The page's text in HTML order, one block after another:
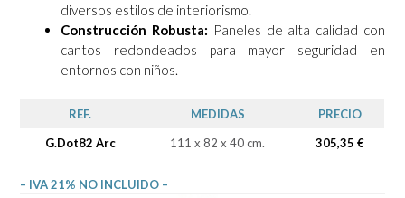
diversos estilos de interiorismo.
Construcción Robusta: Paneles de alta calidad con
cantos redondeados para mayor seguridad en
entornos con niños.
REF. MEDIDAS
PRECIO
G.Dot82 Arc
111 x 82 x 40 cm. 305,35 €
– IVA 21% NO INCLUIDO –